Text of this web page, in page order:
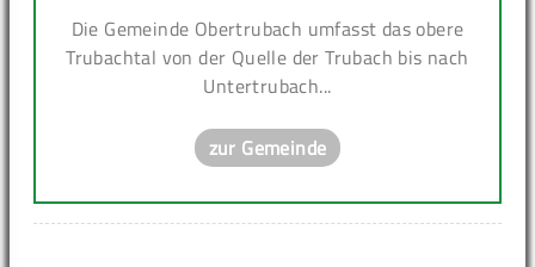
Die Gemeinde Obertrubach umfasst das obere
Trubachtal von der Quelle der Trubach bis nach
Untertrubach...
zur Gemeinde